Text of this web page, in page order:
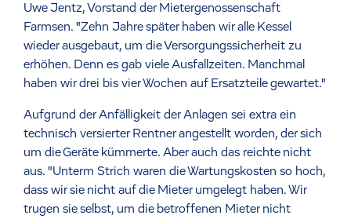
Uwe Jentz, Vorstand der Mietergenossenschaft
Farmsen. "Zehn Jahre später haben wir alle Kessel
wieder ausgebaut, um die Versorgungssicherheit zu
erhöhen. Denn es gab viele Ausfallzeiten. Manchmal
haben wir drei bis vier Wochen auf Ersatzteile gewartet."
Aufgrund der Anfälligkeit der Anlagen sei extra ein
technisch versierter Rentner angestellt worden, der sich
um die Geräte kümmerte. Aber auch das reichte nicht
aus. "Unterm Strich waren die Wartungskosten so hoch,
dass wir sie nicht auf die Mieter umgelegt haben. Wir
trugen sie selbst, um die betroffenen Mieter nicht